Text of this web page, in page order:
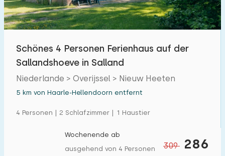
Schönes 4 Personen Ferienhaus auf der
Sallandshoeve in Salland
Niederlande > Overijssel > Nieuw Heeten
5 km von Haarle-Hellendoorn entfernt
4 Personen | 2 Schlafzimmer | 1 Haustier
309 286
Wochenende ab
ausgehend von 4 Personen